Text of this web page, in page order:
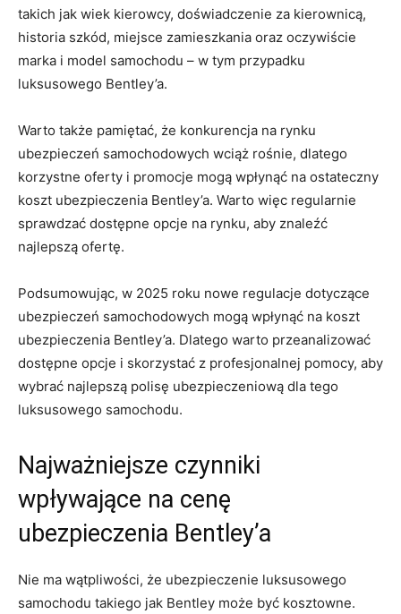
takich jak ⁢wiek kierowcy, doświadczenie za kierownicą,
historia szkód, miejsce⁢ zamieszkania oraz ‌oczywiście
marka i model samochodu – w tym przypadku
luksusowego Bentley’a.
Warto także pamiętać, że konkurencja na rynku
‍ubezpieczeń samochodowych⁢ wciąż rośnie, dlatego
korzystne oferty i promocje​ mogą⁤ wpłynąć na ostateczny​
koszt ubezpieczenia Bentley’a. ⁢Warto więc regularnie
sprawdzać dostępne ‌opcje na rynku, aby ‌znaleźć
najlepszą ofertę.
Podsumowując, w 2025 roku nowe ‌regulacje ‌dotyczące
ubezpieczeń samochodowych mogą wpłynąć na koszt
ubezpieczenia Bentley’a. Dlatego warto przeanalizować
dostępne opcje⁤ i skorzystać z profesjonalnej pomocy, aby⁣
wybrać⁢ najlepszą polisę ubezpieczeniową dla tego
luksusowego samochodu.
Najważniejsze czynniki‌
wpływające na cenę
ubezpieczenia Bentley’a
Nie⁣ ma ⁣wątpliwości, ​że ubezpieczenie⁣ luksusowego
samochodu takiego jak Bentley może być‍ kosztowne.